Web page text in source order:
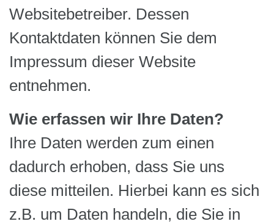
Websitebetreiber. Dessen
Kontaktdaten können Sie dem
Impressum dieser Website
entnehmen.
Wie erfassen wir Ihre Daten?
Ihre Daten werden zum einen
dadurch erhoben, dass Sie uns
diese mitteilen. Hierbei kann es sich
z.B. um Daten handeln, die Sie in